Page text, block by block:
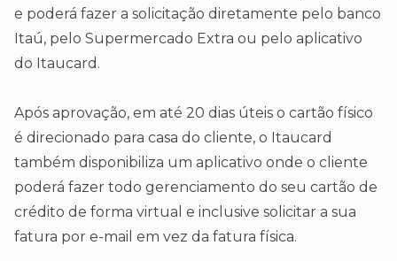
e poderá fazer a solicitação diretamente pelo banco
Itaú, pelo Supermercado Extra ou pelo aplicativo
do Itaucard.
Após aprovação, em até 20 dias úteis o cartão físico
é direcionado para casa do cliente, o Itaucard
também disponibiliza um aplicativo onde o cliente
poderá fazer todo gerenciamento do seu cartão de
crédito de forma virtual e inclusive solicitar a sua
fatura por e-mail em vez da fatura física.